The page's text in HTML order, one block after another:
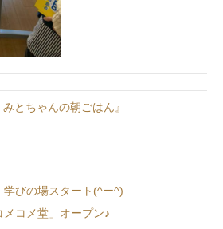
とちゃんの朝ごはん』
びの場スタート(^ー^)
コメ堂」オープン♪